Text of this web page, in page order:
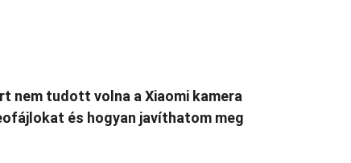
nem tudott volna a Xiaomi kamera
és hogyan javíthatom meg